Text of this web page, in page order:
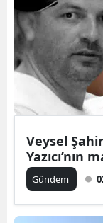
Veysel
Yazıcı’nın
Gündem